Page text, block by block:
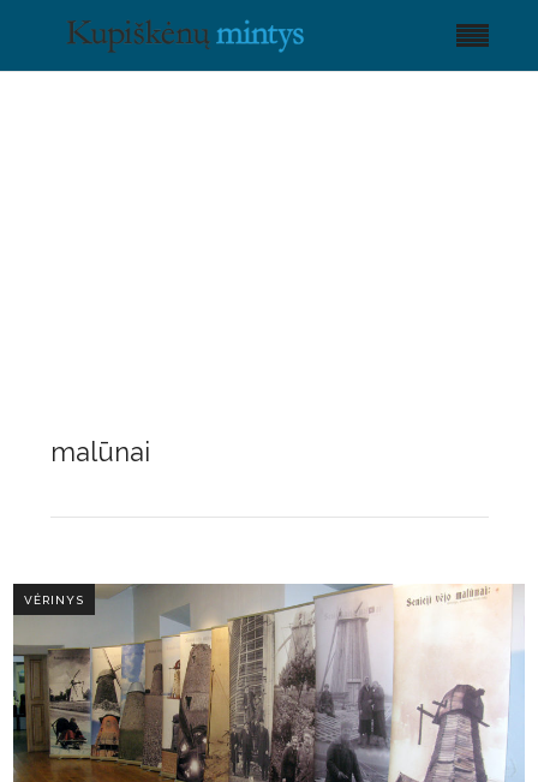
malūnai
VĖRINYS